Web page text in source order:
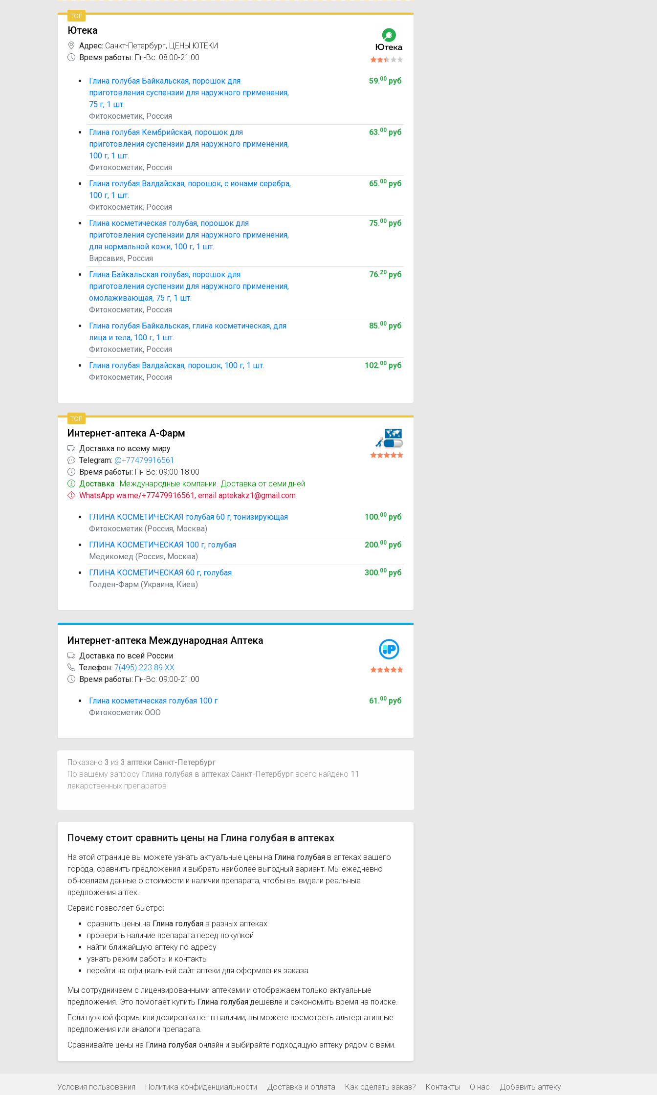
топ
Ютека
Адрес: Санкт-Петербург, ЦЕНЫ ЮТЕКИ
Время работы: Пн-Вс: 08:00-21:00
Глина голубая Байкальская, порошок для
приготовления суспензии для наружного применения,
75 г, 1 шт.
Фитокосметик, Россия
59.00руб
Глина голубая Кембрийская, порошок для
приготовления суспензии для наружного применения,
100 г, 1 шт.
Фитокосметик, Россия
63.00руб
Глина голубая Валдайская, порошок, с ионами серебра,
100 г, 1 шт.
Фитокосметик, Россия
65.00руб
Глина косметическая голубая, порошок для
приготовления суспензии для наружного применения,
для нормальной кожи, 100 г, 1 шт.
Вирсавия, Россия
75.00руб
Глина Байкальская голубая, порошок для
приготовления суспензии для наружного применения,
омолаживающая, 75 г, 1 шт.
Фитокосметик, Россия
76.20руб
Глина голубая Байкальская, глина косметическая, для
лица и тела, 100 г, 1 шт.
Фитокосметик, Россия
85.00руб
Глина голубая Валдайская, порошок, 100 г, 1 шт.
Фитокосметик, Россия
102.00руб
топ
Интернет-аптека А-Фарм
Доставка по всему миру
Telegram: @+77479916561
Время работы: Пн-Вс: 09:00-18:00
Доставка : Международные компании. Доставка от семи дней
WhatsApp wa.me/+77479916561, email aptekakz1@gmail.com
ГЛИНА КОСМЕТИЧЕСКАЯ голубая 60 г, тонизирующая
Фитокосметик (Россия, Москва)
100.00руб
ГЛИНА КОСМЕТИЧЕСКАЯ 100 г, голубая
Медикомед (Россия, Москва)
200.00руб
ГЛИНА КОСМЕТИЧЕСКАЯ 60 г, голубая
Голден-Фарм (Украина, Киев)
300.00руб
Интернет-аптека Международная Аптека
Доставка по всей России
Телефон: 7(495) 223 89 XX
Время работы: Пн-Вс: 09:00-21:00
Глина косметическая голубая 100 г
Фитокосметик ООО
61.00руб
Показано 3 из 3 аптеки Санкт-Петербург
По вашему запросу Глина голубая в аптеках Санкт-Петербург всего найдено 11
лекарственных препаратов
Почему стоит сравнить цены на Глина голубая в аптеках
На этой странице вы можете узнать актуальные цены на Глина голубая в аптеках вашего
города, сравнить предложения и выбрать наиболее выгодный вариант. Мы ежедневно
обновляем данные о стоимости и наличии препарата, чтобы вы видели реальные
предложения аптек.
Сервис позволяет быстро:
сравнить цены на Глина голубая в разных аптеках
проверить наличие препарата перед покупкой
найти ближайшую аптеку по адресу
узнать режим работы и контакты
перейти на официальный сайт аптеки для оформления заказа
Мы сотрудничаем с лицензированными аптеками и отображаем только актуальные
предложения. Это помогает купить Глина голубая дешевле и сэкономить время на поиске.
Если нужной формы или дозировки нет в наличии, вы можете посмотреть альтернативные
предложения или аналоги препарата.
Сравнивайте цены на Глина голубая онлайн и выбирайте подходящую аптеку рядом с вами.
Условия пользования Политика конфиденциальности Доставка и оплата Как сделать заказ? Контакты О нас
Добавить аптеку